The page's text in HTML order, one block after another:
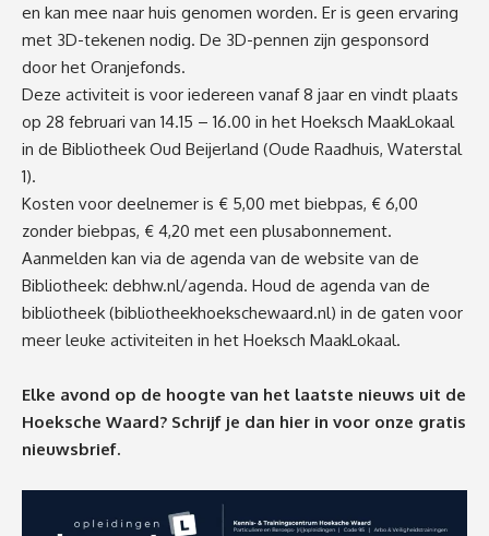
en kan mee naar huis genomen worden. Er is geen ervaring
met 3D-tekenen nodig. De 3D-pennen zijn gesponsord
door het Oranjefonds.
Deze activiteit is voor iedereen vanaf 8 jaar en vindt plaats
op 28 februari van 14.15 – 16.00 in het Hoeksch MaakLokaal
in de Bibliotheek Oud Beijerland (Oude Raadhuis, Waterstal
1).
Kosten voor deelnemer is € 5,00 met biebpas, € 6,00
zonder biebpas, € 4,20 met een plusabonnement.
Aanmelden kan via de agenda van de website van de
Bibliotheek: debhw.nl/agenda. Houd de agenda van de
bibliotheek (bibliotheekhoekschewaard.nl) in de gaten voor
meer leuke activiteiten in het Hoeksch MaakLokaal.
Elke avond op de hoogte van het laatste nieuws uit de
Hoeksche Waard? Schrijf je dan hier in voor onze gratis
nieuwsbrief.